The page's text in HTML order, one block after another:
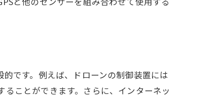
です。例えば、ドローンの制御装置には
ことができます。さらに、インターネッ